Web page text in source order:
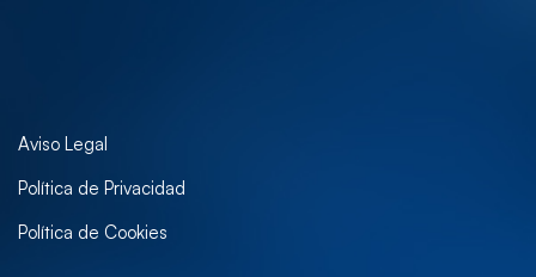
Aviso Legal
Política de Privacidad
Política de Cookies